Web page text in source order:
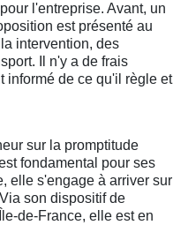
l'entreprise. Avant, un
est présenté au
intervention, des
Il n'y a de frais
informé de ce qu'il règle et
sur la promptitude
fondamental pour ses
elle s'engage à arriver sur
son dispositif de
de-France, elle est en